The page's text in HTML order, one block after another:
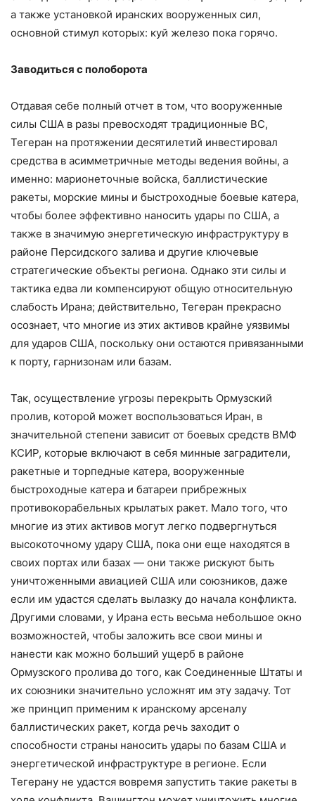
а также установкой иранских вооруженных сил,
основной стимул которых: куй железо пока горячо.
Заводиться с полоборота
Отдавая себе полный отчет в том, что вооруженные
силы США в разы превосходят традиционные ВС,
Тегеран на протяжении десятилетий инвестировал
средства в асимметричные методы ведения войны, а
именно: марионеточные войска, баллистические
ракеты, морские мины и быстроходные боевые катера,
чтобы более эффективно наносить удары по США, а
также в значимую энергетическую инфраструктуру в
районе Персидского залива и другие ключевые
стратегические объекты региона. Однако эти силы и
тактика едва ли компенсируют общую относительную
слабость Ирана; действительно, Тегеран прекрасно
осознает, что многие из этих активов крайне уязвимы
для ударов США, поскольку они остаются привязанными
к порту, гарнизонам или базам.
Так, осуществление угрозы перекрыть Ормузский
пролив, которой может воспользоваться Иран, в
значительной степени зависит от боевых средств ВМФ
КСИР, которые включают в себя минные заградители,
ракетные и торпедные катера, вооруженные
быстроходные катера и батареи прибрежных
противокорабельных крылатых ракет. Мало того, что
многие из этих активов могут легко подвергнуться
высокоточному удару США, пока они еще находятся в
своих портах или базах — они также рискуют быть
уничтоженными авиацией США или союзников, даже
если им удастся сделать вылазку до начала конфликта.
Другими словами, у Ирана есть весьма небольшое окно
возможностей, чтобы заложить все свои мины и
нанести как можно больший ущерб в районе
Ормузского пролива до того, как Соединенные Штаты и
их союзники значительно усложнят им эту задачу. Тот
же принцип применим к иранскому арсеналу
баллистических ракет, когда речь заходит о
способности страны наносить удары по базам США и
энергетической инфраструктуре в регионе. Если
Тегерану не удастся вовремя запустить такие ракеты в